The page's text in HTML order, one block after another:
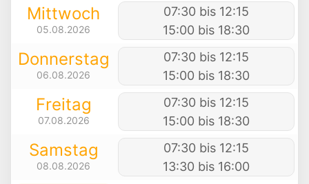
Mittwoch
05.08.2026
07:30 bis 12:15
15:00 bis 18:30
Donnerstag
06.08.2026
07:30 bis 12:15
15:00 bis 18:30
Freitag
07.08.2026
07:30 bis 12:15
15:00 bis 18:30
Samstag
08.08.2026
07:30 bis 12:15
13:30 bis 16:00